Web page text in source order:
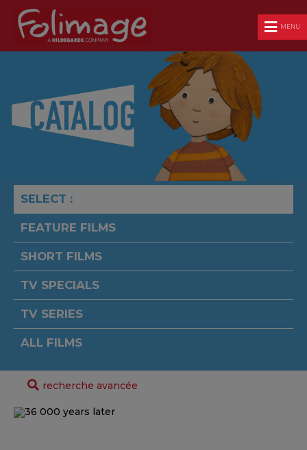
MENU
SELECT :
FEATURE FILMS
SHORT FILMS
TV SPECIALS
TV SERIES
ALL FILMS
recherche avancée